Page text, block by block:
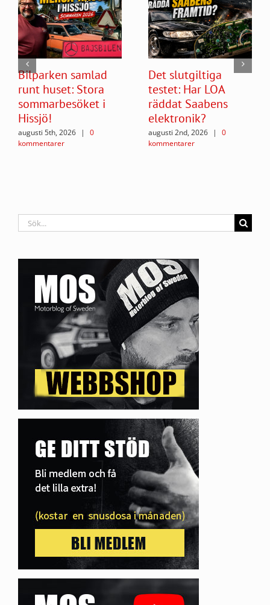
Bilparken samlad
runt huset: Stora
sommarbesöket i
Hissjö!
augusti 5th, 2026 |
0
kommentarer
Det slutgiltiga
testet: Har LOA
räddat Saabens
elektronik?
augusti 2nd, 2026 |
0
kommentarer
Sök
efter: